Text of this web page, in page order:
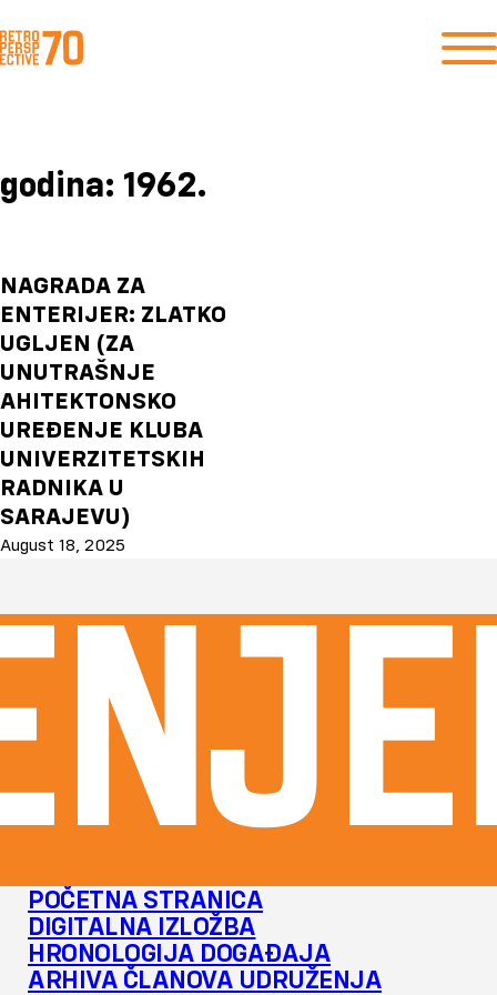
godina: 1962.
NAGRADA ZA
ENTERIJER: ZLATKO
UGLJEN (ZA
UNUTRAŠNJE
AHITEKTONSKO
UREĐENJE KLUBA
UNIVERZITETSKIH
RADNIKA U
SARAJEVU)
August 18, 2025
POČETNA STRANICA
DIGITALNA IZLOŽBA
HRONOLOGIJA DOGAĐAJA
ARHIVA ČLANOVA UDRUŽENJA